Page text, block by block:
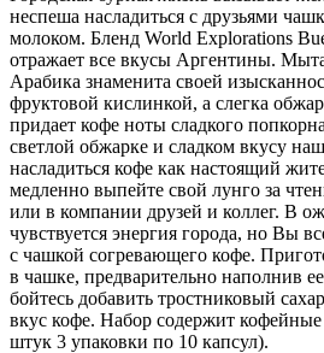
неспеша насладиться с друзьями
молоком. Бленд World Explorations
отражает все вкусы Аргентины.
Арабика знаменита своей
фруктовой кислинкой, а слегка
придает кофе ноты сладкого
светлой обжарке и сладком вкусу
насладиться кофе как настоящий
медленно выпейте свой лунго за
или в компании друзей и коллег. В
чувствуется энергия города, но Вы
с чашкой согревающего кофе.
в чашке, предварительно наполнив
бойтесь добавить тростниковый
вкус кофе. Набор содержит
штук 3 упаковки по 10 капсул).